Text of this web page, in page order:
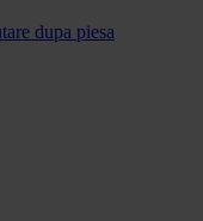
dupa piesa